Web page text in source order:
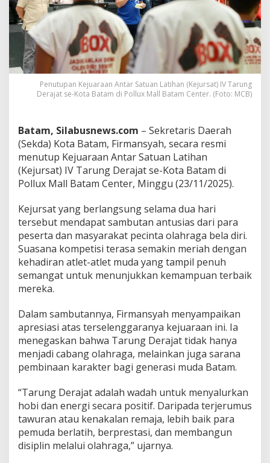
A
p
r
s
i
a
s
j
u
r
s
a
t
T
a
r
u
g
D
a
a
t
B
a
m
A
j
a
n
Penutupan Kejuaraan Antar Satuan Latihan (Kejursat) IV Tarung
Derajat se-Kota Batam di Pollux Mall Batam Center. (Foto: MCB)
Batam, Silabusnews.com – Sekretaris Daerah
(Sekda) Kota Batam, Firmansyah, secara resmi
menutup Kejuaraan Antar Satuan Latihan
(Kejursat) IV Tarung Derajat se-Kota Batam di
Pollux Mall Batam Center, Minggu (23/11/2025).
Kejursat yang berlangsung selama dua hari
tersebut mendapat sambutan antusias dari para
peserta dan masyarakat pecinta olahraga bela diri.
Suasana kompetisi terasa semakin meriah dengan
kehadiran atlet-atlet muda yang tampil penuh
semangat untuk menunjukkan kemampuan terbaik
mereka.
Dalam sambutannya, Firmansyah menyampaikan
apresiasi atas terselenggaranya kejuaraan ini. Ia
menegaskan bahwa Tarung Derajat tidak hanya
menjadi cabang olahraga, melainkan juga sarana
pembinaan karakter bagi generasi muda Batam.
“Tarung Derajat adalah wadah untuk menyalurkan
hobi dan energi secara positif. Daripada terjerumus
tawuran atau kenakalan remaja, lebih baik para
pemuda berlatih, berprestasi, dan membangun
disiplin melalui olahraga,” ujarnya.